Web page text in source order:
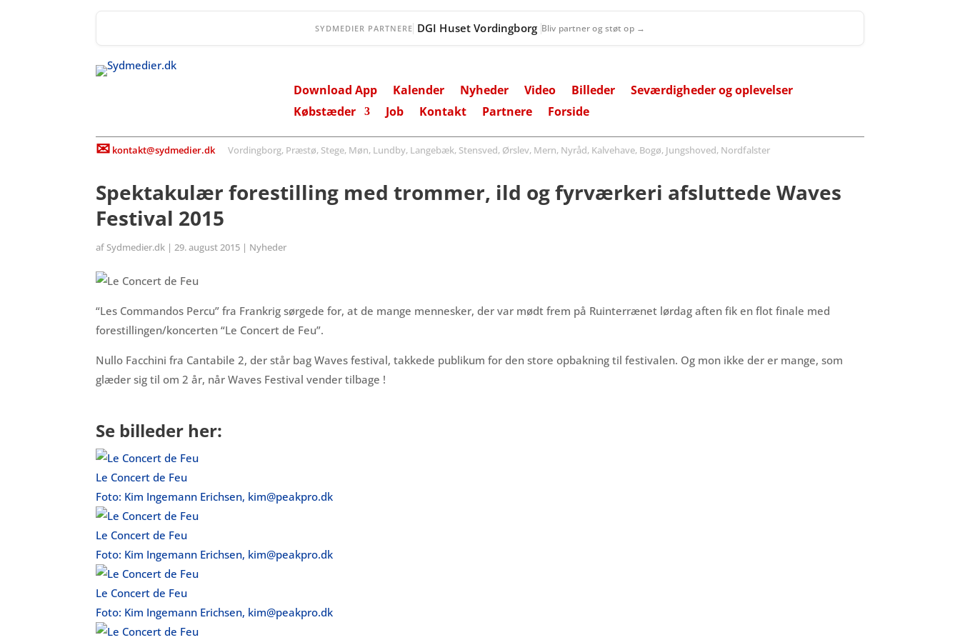
SYDMEDIER PARTNERE STARS Bliv partner og støt op →
Download App Kalender Nyheder Video Billeder
Seværdigheder og oplevelser
Købstæder
Job Kontakt Partnere Forside
✉ kontakt@sydmedier.dkVordingborg, Præstø, Stege, Møn, Lundby, Langebæk, Stensved, Ørslev, Mern, Nyråd, Kalvehave, Bogø, Jungshoved, Nordfalster
Spektakulær forestilling med trommer, ild og fyrværkeri afsluttede Waves
Festival 2015
af Sydmedier.dk |29. august 2015 | Nyheder
“Les Commandos Percu” fra Frankrig sørgede for, at de mange mennesker, der var mødt frem på Ruinterrænet lørdag aften fik en flot finale med
forestillingen/koncerten “Le Concert de Feu”.
Nullo Facchini fra Cantabile 2, der står bag Waves festival, takkede publikum for den store opbakning til festivalen. Og mon ikke der er mange, som
glæder sig til om 2 år, når Waves Festival vender tilbage !
Se billeder her:
Le Concert de Feu
Foto: Kim Ingemann Erichsen, kim@peakpro.dk
Le Concert de Feu
Foto: Kim Ingemann Erichsen, kim@peakpro.dk
Le Concert de Feu
Foto: Kim Ingemann Erichsen, kim@peakpro.dk